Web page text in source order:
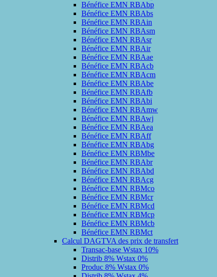
Bénéfice EMN RBAbp
Bénéfice EMN RBAbs
Bénéfice EMN RBAin
Bénéfice EMN RBAsm
Bénéfice EMN RBAsr
Bénéfice EMN RBAir
Bénéfice EMN RBAae
Bénéfice EMN RBAcb
Bénéfice EMN RBAcm
Bénéfice EMN RBAbe
Bénéfice EMN RBAfb
Bénéfice EMN RBAbi
Bénéfice EMN RBAmw
Bénéfice EMN RBAwj
Bénéfice EMN RBAea
Bénéfice EMN RBAff
Bénéfice EMN RBAbg
Bénéfice EMN RBMbe
Bénéfice EMN RBAbr
Bénéfice EMN RBAbd
Bénéfice EMN RBAcg
Bénéfice EMN RBMco
Bénéfice EMN RBMcr
Bénéfice EMN RBMcd
Bénéfice EMN RBMcp
Bénéfice EMN RBMcb
Bénéfice EMN RBMct
Calcul DAGTVA des prix de transfert
Transac-base Wstax 10%
Distrib 8% Wstax 0%
Produc 8% Wstax 0%